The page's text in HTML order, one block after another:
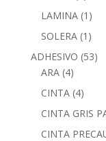
LAMINA (1)
SOLERA (1)
ADHESIVO (53)
ARA (4)
CINTA (4)
CINTA GRIS
CINTA